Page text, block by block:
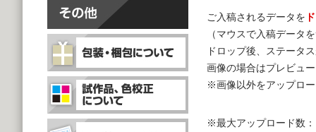
ご入稿されるデータを
（マウスで入稿データ
ドロップ後、ステータ
画像の場合はプレビュ
※画像以外をアップロ
※最大アップロード数